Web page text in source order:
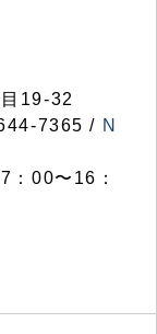
19-32
7365 / N
00〜16：